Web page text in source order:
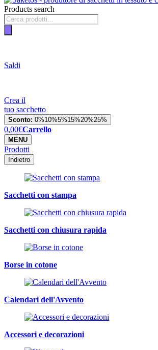
Products search
Saldi
Crea il
tuo sacchetto
Sconto: 0%10%5%15%20%25%
0,00€Carrello
MENU
Prodotti
Indietro
Sacchetti con stampa
Sacchetti con chiusura rapida
Borse in cotone
Calendari dell'Avvento
Accessori e decorazioni